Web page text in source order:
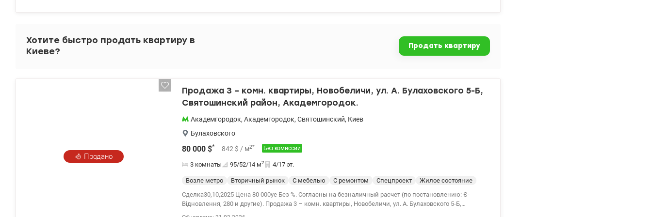
Хотите быстро продать квартиру в
Киеве?
Продать квартиру
Продано
Продажа 3 – комн. квартиры, Новобеличи, ул. А. Булаховского 5-Б,
Святошинский район, Академгородок.
Академгородок, Академгородок, Святошинский, Киев
Булаховского
80 000 $* 842 $ / м2* Без комиссии
3 комнаты 95/52/14 м2 4/17 эт.
Возле метро Вторичный рынок С мебелью С ремонтом Спецпроект
Жилое состояние
Сделка30,10,2025 Цена 80 000уе Без %. Согласны на безналичный расчет (по постановлению: Є-
Відновлення, 280 и другие). Продажа 3 – комн. квартиры, Новобеличи, ул. А. Булаховского 5-Б,